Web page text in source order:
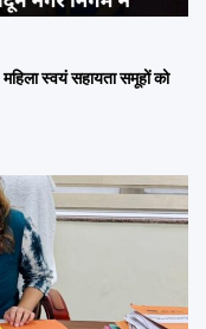
स्वयं सहायता समूहों को